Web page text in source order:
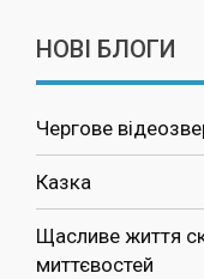
НОВІ БЛОГИ
Чергове
Казка
Щасливе життя
миттєвостей